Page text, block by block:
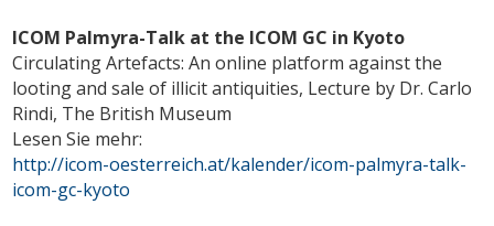
ICOM Palmyra-Talk at the ICOM GC in Kyoto
Circulating Artefacts: An online platform against the
looting and sale of illicit antiquities, Lecture by Dr. Carlo
Rindi, The British Museum
Lesen Sie mehr:
http://icom-oesterreich.at/kalender/icom-palmyra-talk-
icom-gc-kyoto